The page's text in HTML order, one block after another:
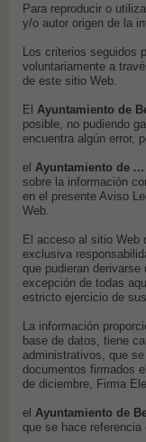
Para reproducir o
y/o autor origen de la
Los criterios seguidos
voluntariamente a
de este sitio Web.
El Ayuntamiento de
posible, no pudiendo
encuentra algún error,
el Ayuntamiento de ...
sobre la información
en el presente Aviso
Web.
El acceso al sitio Web
exclusiva
que pudieran
excepción de todas
estricto ejercicio de
La información
base de datos, tiene
administrativos, que
documentos firmados
de diciembre, Firma
el Ayuntamiento de
que se hace referencia